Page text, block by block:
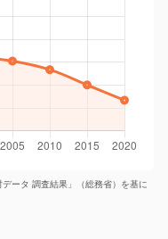
ータ 調査結果」（総務省）を基に